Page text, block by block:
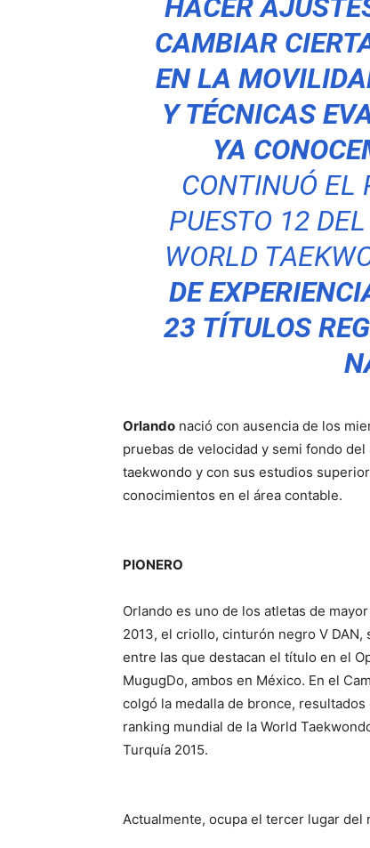
HACER
CAMBIAR
EN LA
Y TÉCNICAS
YA
CONTINUÓ EL
PUESTO 12
WORLD
DE
23 TÍTULOS
Orlando nació con ausencia de los
pruebas de velocidad y semi fondo
taekwondo y con sus estudios
conocimientos en el área contable.
PIONERO
Orlando es uno de los atletas de
2013, el criollo, cinturón negro V
entre las que destacan el título en el
MugugDo, ambos en México. En el
colgó la medalla de bronce,
ranking mundial de la World
Turquía 2015.
Actualmente, ocupa el tercer lugar del